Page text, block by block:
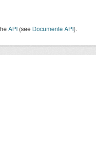
API (see Documente API).